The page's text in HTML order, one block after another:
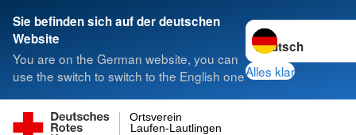
Sie befinden sich auf der deutschen
Website
You are on the German website, you can
use the switch to switch to the English one
Sprache wechseln
Alles klar
Laufen-Lautlingen
Ortsverein